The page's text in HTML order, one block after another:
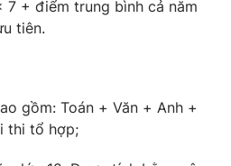
và báo điện tử số 483/GP-BTTTT
Thị Mỹ Hạnh, Phạm Quốc Thắng,
+ điểm trung bình cả năm
tiên.
gồm: Toán + Văn + Anh +
thi tổ hợp;